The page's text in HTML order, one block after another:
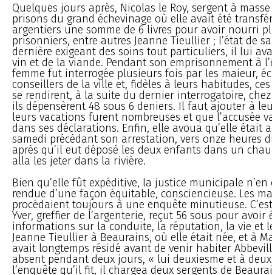
Quelques jours après, Nicolas le Roy, sergent à
prisons du grand échevinage où elle avait été
argentiers une somme de 6 livres pour avoir nourri
prisonniers, entre autres Jeanne Tieullier ; l’état de
dernière exigeant des soins tout particuliers, il lui
vin et de la viande. Pendant son emprisonnement à
femme fut interrogée plusieurs fois par les maieur,
conseillers de la ville et, fidèles à leurs habitudes,
se rendirent, à la suite du dernier interrogatoire,
ils dépensèrent 48 sous 6 deniers. Il faut ajouter à
leurs vacations furent nombreuses et que l’accusée
dans ses déclarations. Enfin, elle avoua qu’elle était
samedi précédant son arrestation, vers onze heures
après qu’il eut déposé les deux enfants dans un
alla les jeter dans la rivière.
Bien qu’elle fût expéditive, la justice municipale
rendue d’une façon équitable, consciencieuse. Les
procédaient toujours à une enquête minutieuse.
Yver, greffier de l’argenterie, reçut 56 sous pour avoir
informations sur la conduite, la réputation, la vie et
Jeanne Tieullier à Beaurains, où elle était née, et à
avait longtemps résidé avant de venir habiter
absent pendant deux jours, « lui deuxiesme et à
l’enquête qu’il fit, il chargea deux sergents de